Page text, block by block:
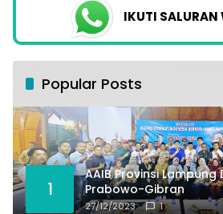
IKUTI SALURAN
Popular Posts
1
AAIB Provinsi
Prabowo-Gibran
27/12/2023 1